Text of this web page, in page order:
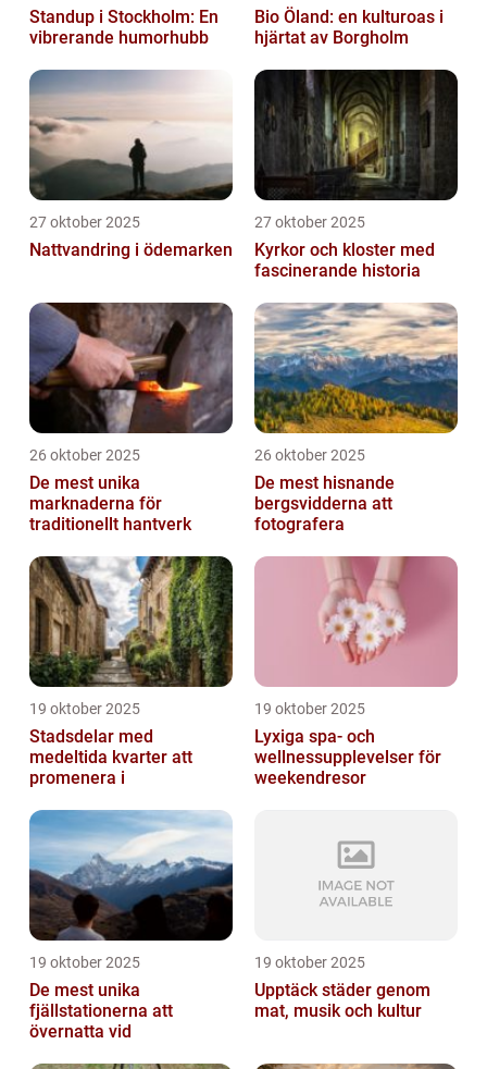
Standup i Stockholm: En
vibrerande humorhubb
Bio Öland: en kulturoas i
hjärtat av Borgholm
27 oktober 2025
Nattvandring i ödemarken
27 oktober 2025
Kyrkor och kloster med
fascinerande historia
26 oktober 2025
De mest unika
marknaderna för
traditionellt hantverk
26 oktober 2025
De mest hisnande
bergsvidderna att
fotografera
19 oktober 2025
Stadsdelar med
medeltida kvarter att
promenera i
19 oktober 2025
Lyxiga spa- och
wellnessupplevelser för
weekendresor
19 oktober 2025
De mest unika
fjällstationerna att
övernatta vid
19 oktober 2025
Upptäck städer genom
mat, musik och kultur